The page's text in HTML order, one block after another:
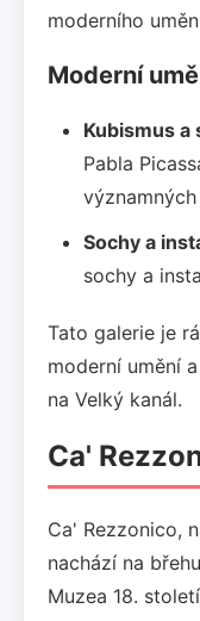
moderního
Moderní
Kubismus a
Pabla
Sochy a
sochy a
Tato galerie je
moderní umění
na Velký kanál.
Ca'
Ca' Rezzonico,
nachází na
Muzea 18.